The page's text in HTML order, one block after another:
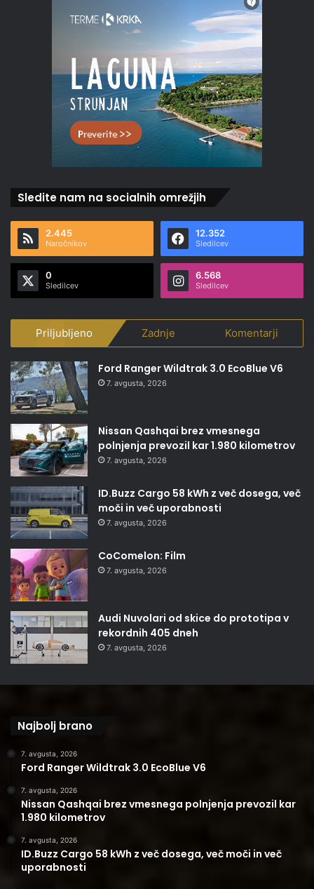
Sledite nam na socialnih omrežjih
2.445
Naročnikov
12.352
Sledilcev
0
Sledilcev
6.568
Sledilcev
Priljubljeno Zadnje Komentarji
Ford Ranger Wildtrak 3.0 EcoBlue V6
7. avgusta, 2026
Nissan Qashqai brez vmesnega
polnjenja prevozil kar 1.980 kilometrov
7. avgusta, 2026
ID.Buzz Cargo 58 kWh z več dosega, več
moči in več uporabnosti
7. avgusta, 2026
CoComelon: Film
7. avgusta, 2026
Audi Nuvolari od skice do prototipa v
rekordnih 405 dneh
7. avgusta, 2026
Najbolj brano
7. avgusta, 2026
Ford Ranger Wildtrak 3.0 EcoBlue V6
7. avgusta, 2026
Nissan Qashqai brez vmesnega polnjenja prevozil kar
1.980 kilometrov
7. avgusta, 2026
ID.Buzz Cargo 58 kWh z več dosega, več moči in več
uporabnosti